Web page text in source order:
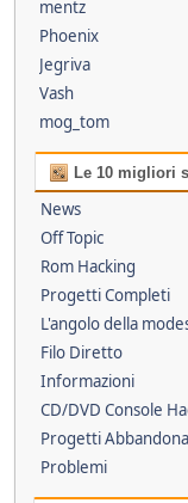
mentz
Phoenix
Jegriva
Vash
mog_tom
Le 10 migliori
News
Off Topic
Rom Hacking
Progetti Completi
L'angolo della
Filo Diretto
Informazioni
CD/DVD Console
Progetti
Problemi